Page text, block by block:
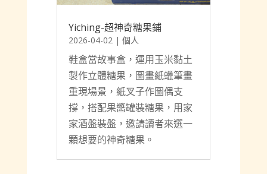
Yiching-超神奇糖果鋪
2026-04-02| 個人
鞋盒當故事盒，運用玉米黏土
製作立體糖果，圖畫紙蠟筆畫
重現場景，紙叉子作圖偶支
撐，搭配果醬罐裝糖果，用家
家酒盤裝盤，邀請讀者來選一
顆想要的神奇糖果。